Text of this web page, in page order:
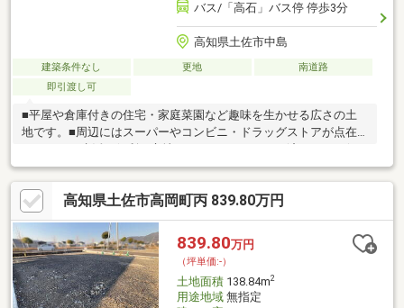
バス/「高石」バス停 停歩3分
高知県土佐市中島
建築条件なし 更地
南道路
即引渡し可
■平屋や倉庫付きの住宅・家庭菜園など趣味を生かせる広さの土
地です。■周辺にはスーパーやコンビニ・ドラッグストアが点在
ットバック部分は土佐市に寄付済み)
高知県土佐市高岡町丙 839.80万円
839.80万円
（坪単価:-）
土地面積138.84m2
用途地域無指定